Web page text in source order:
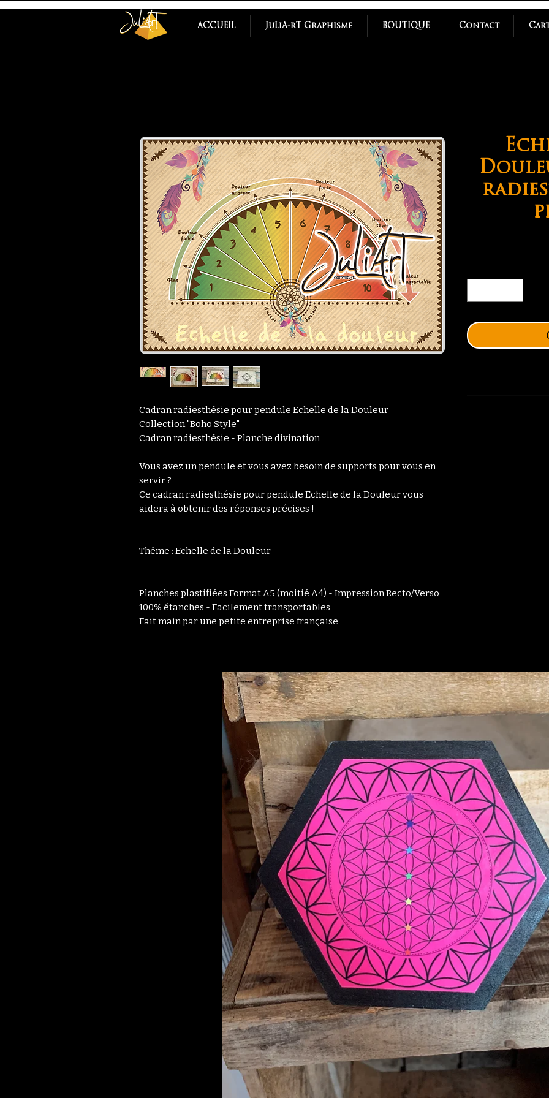
ACCUEIL JuLiA-rT Graphisme BOUTIQUE Contact
Cadran radiesthésie pour pendule Echelle de la Douleur
Collection "Boho Style"
Cadran radiesthésie - Planche divination
Vous avez un pendule et vous avez besoin de supports pour vous en
servir ?
Ce cadran radiesthésie pour pendule Echelle de la Douleur vous
aidera à obtenir des réponses précises !
Thème : Echelle de la Douleur
Planches plastifiées Format A5 (moitié A4) - Impression Recto/Verso
100% étanches - Facilement transportables
Fait main par une petite entreprise française